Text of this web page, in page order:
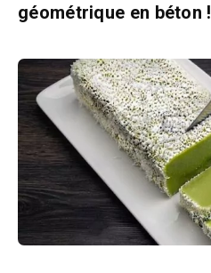
géométrique en béton !